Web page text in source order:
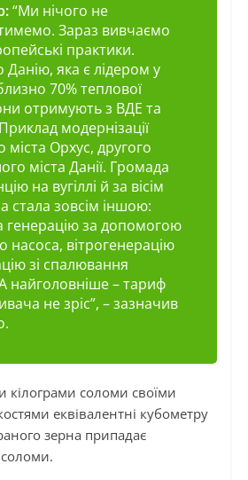
“Ми нічого не
Зараз вивчаємо
практики.
яка є лідером у
70% теплової
отримують з ВДЕ та
модернізації
міста Орхус, другого
міста Данії. Громада
на вугіллі й за вісім
стала зовсім іншою:
генерацію за допомогою
насоса, вітрогенерацію
зі спалювання
найголовніше – тариф
не зріс”, – зазначив
соломи своїми
еквівалентні кубометру
зерна припадає